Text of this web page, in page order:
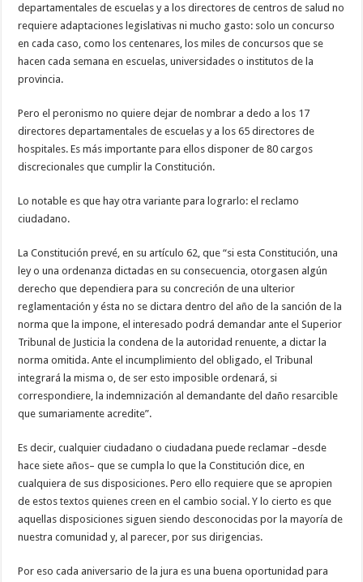
departamentales de escuelas y a los directores de centros de salud no
requiere adaptaciones legislativas ni mucho gasto: solo un concurso
en cada caso, como los centenares, los miles de concursos que se
hacen cada semana en escuelas, universidades o institutos de la
provincia.
Pero el peronismo no quiere dejar de nombrar a dedo a los 17
directores departamentales de escuelas y a los 65 directores de
hospitales. Es más importante para ellos disponer de 80 cargos
discrecionales que cumplir la Constitución.
Lo notable es que hay otra variante para lograrlo: el reclamo
ciudadano.
La Constitución prevé, en su artículo 62, que “si esta Constitución, una
ley o una ordenanza dictadas en su consecuencia, otorgasen algún
derecho que dependiera para su concreción de una ulterior
reglamentación y ésta no se dictara dentro del año de la sanción de la
norma que la impone, el interesado podrá demandar ante el Superior
Tribunal de Justicia la condena de la autoridad renuente, a dictar la
norma omitida. Ante el incumplimiento del obligado, el Tribunal
integrará la misma o, de ser esto imposible ordenará, si
correspondiere, la indemnización al demandante del daño resarcible
que sumariamente acredite”.
Es decir, cualquier ciudadano o ciudadana puede reclamar –desde
hace siete años– que se cumpla lo que la Constitución dice, en
cualquiera de sus disposiciones. Pero ello requiere que se apropien
de estos textos quienes creen en el cambio social. Y lo cierto es que
aquellas disposiciones siguen siendo desconocidas por la mayoría de
nuestra comunidad y, al parecer, por sus dirigencias.
Por eso cada aniversario de la jura es una buena oportunidad para